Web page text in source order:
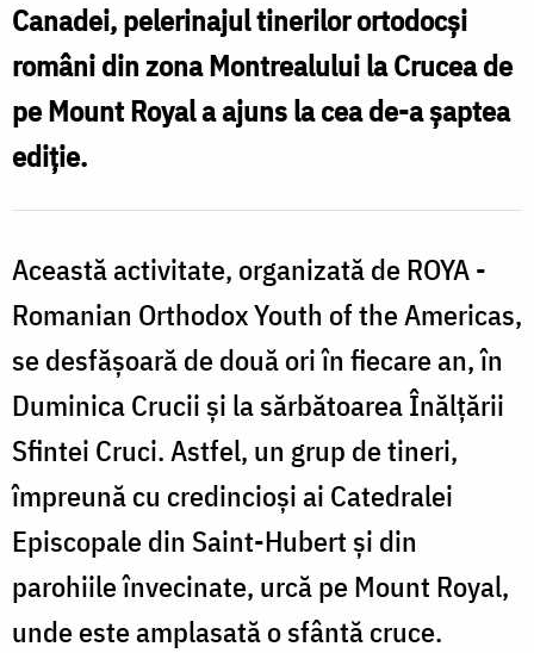
Canadei, pelerinajul tinerilor ortodocși
români din zona Montrealului la Crucea de
pe Mount Royal a ajuns la cea de-a șaptea
ediție.
Această activitate, organizată de ROYA -
Romanian Orthodox Youth of the Americas,
se desfășoară de două ori în fiecare an, în
Duminica Crucii și la sărbătoarea Înălțării
Sfintei Cruci. Astfel, un grup de tineri,
împreună cu credincioși ai Catedralei
Episcopale din Saint-Hubert și din
parohiile învecinate, urcă pe Mount Royal,
unde este amplasată o sfântă cruce.